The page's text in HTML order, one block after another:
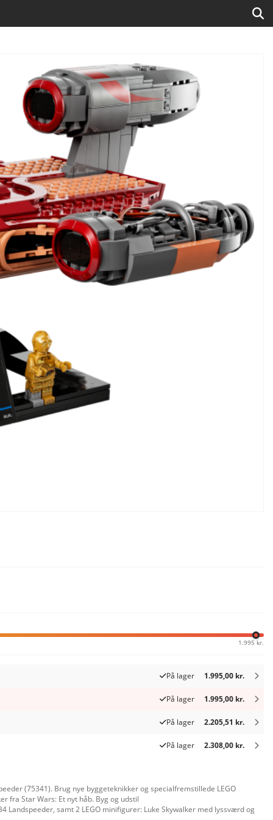
1.995 kr.
På lager 1.995,00 kr.
På lager 1.995,00 kr.
På lager 2.205,51 kr.
På lager 2.308,00 kr.
(75341). Brug nye byggeteknikker og specialfremstillede LEGO
fra Star Wars: Et nyt håb. Byg og udstil
samt 2 LEGO minifigurer: Luke Skywalker med lyssværd og